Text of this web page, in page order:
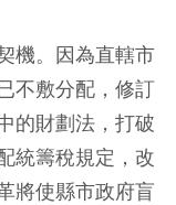
機。因為直轄市
不敷分配，修訂
的財劃法，打破
統籌稅規定，改
將使縣市政府盲